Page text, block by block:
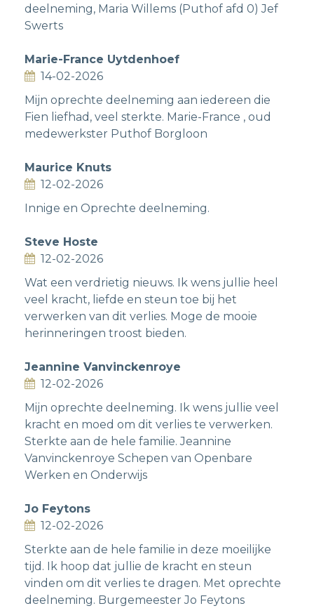
deelneming, Maria Willems (Puthof afd 0) Jef
Swerts
Marie-France Uytdenhoef
14-02-2026
Mijn oprechte deelneming aan iedereen die
Fien liefhad, veel sterkte. Marie-France , oud
medewerkster Puthof Borgloon
Maurice Knuts
12-02-2026
Innige en Oprechte deelneming.
Steve Hoste
12-02-2026
Wat een verdrietig nieuws. Ik wens jullie heel
veel kracht, liefde en steun toe bij het
verwerken van dit verlies. Moge de mooie
herinneringen troost bieden.
Jeannine Vanvinckenroye
12-02-2026
Mijn oprechte deelneming. Ik wens jullie veel
kracht en moed om dit verlies te verwerken.
Sterkte aan de hele familie. Jeannine
Vanvinckenroye Schepen van Openbare
Werken en Onderwijs
Jo Feytons
12-02-2026
Sterkte aan de hele familie in deze moeilijke
tijd. Ik hoop dat jullie de kracht en steun
vinden om dit verlies te dragen. Met oprechte
deelneming. Burgemeester Jo Feytons